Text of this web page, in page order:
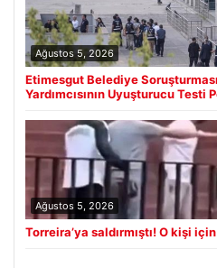
Ağustos 5, 2026
Etimesgut Belediye
Yardımcısının Uyuşturucu Testi
Ağustos 5, 2026
Torreira’ya saldırmıştı! O kişi